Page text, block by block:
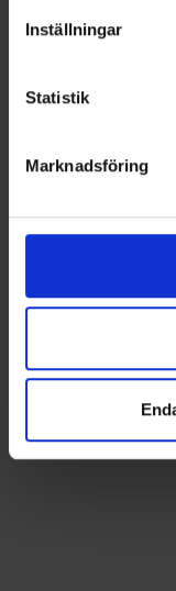
Inställningar
Statistik
Marknadsföring
49 €
Muut ostivat
Seuraa meitä